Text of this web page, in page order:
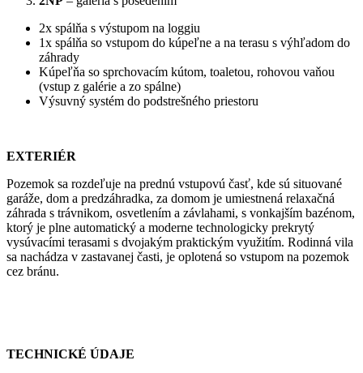
2x spálňa s výstupom na loggiu
1x spálňa so vstupom do kúpeľne a na terasu s výhľadom do
záhrady
Kúpeľňa so sprchovacím kútom, toaletou, rohovou vaňou
(vstup z galérie a zo spálne)
Výsuvný systém do podstrešného priestoru
EXTERIÉR
Pozemok sa rozdeľuje na prednú vstupovú časť, kde sú situované
garáže, dom a predzáhradka, za domom je umiestnená relaxačná
záhrada s trávnikom, osvetlením a závlahami, s vonkajším bazénom,
ktorý je plne automatický a moderne technologicky prekrytý
vysúvacími terasami s dvojakým praktickým využitím. Rodinná vila
sa nachádza v zastavanej časti, je oplotená so vstupom na pozemok
cez bránu.
TECHNICKÉ ÚDAJE